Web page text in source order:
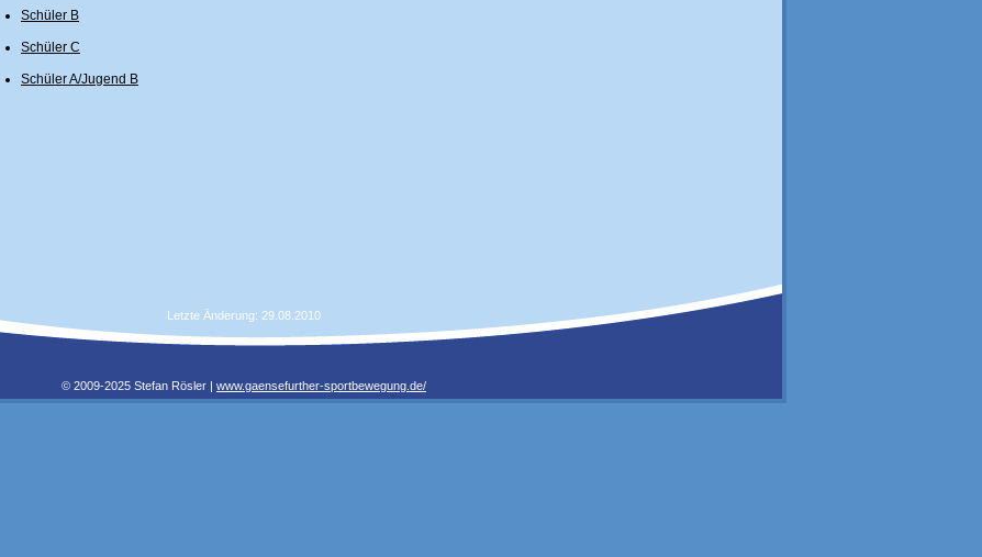
Schüler B
Schüler C
Schüler A/Jugend B
Letzte Änderung: 29.08.2010
© 2009-2025 Stefan Rösler | www.gaensefurther-sportbewegung.de/